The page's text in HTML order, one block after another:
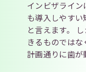
インビザライ
も導入しやす
と言えます。
きるものではな
計画通りに歯が